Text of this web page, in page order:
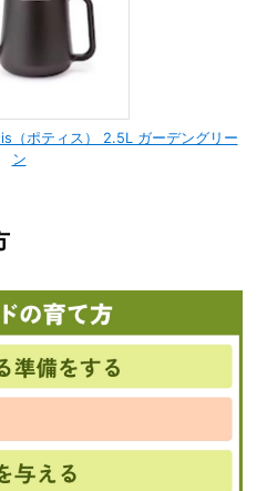
（ポティス） 2.5L ガーデングリー
ン